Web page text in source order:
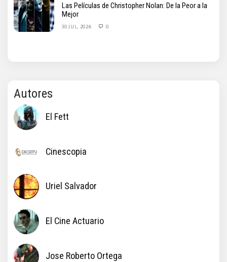
Las Películas de Christopher Nolan: De la Peor a la
Mejor
30 JUL, 2026 0
Autores
El Fett
Cinescopia
Uriel Salvador
El Cine Actuario
Jose Roberto Ortega